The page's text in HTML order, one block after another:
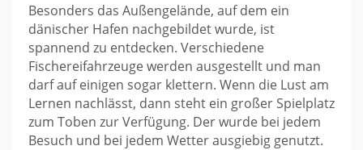
Besonders das Außengelände, auf dem ein
dänischer Hafen nachgebildet wurde, ist
spannend zu entdecken. Verschiedene
Fischereifahrzeuge werden ausgestellt und man
darf auf einigen sogar klettern. Wenn die Lust am
Lernen nachlässt, dann steht ein großer Spielplatz
zum Toben zur Verfügung. Der wurde bei jedem
Besuch und bei jedem Wetter ausgiebig genutzt.